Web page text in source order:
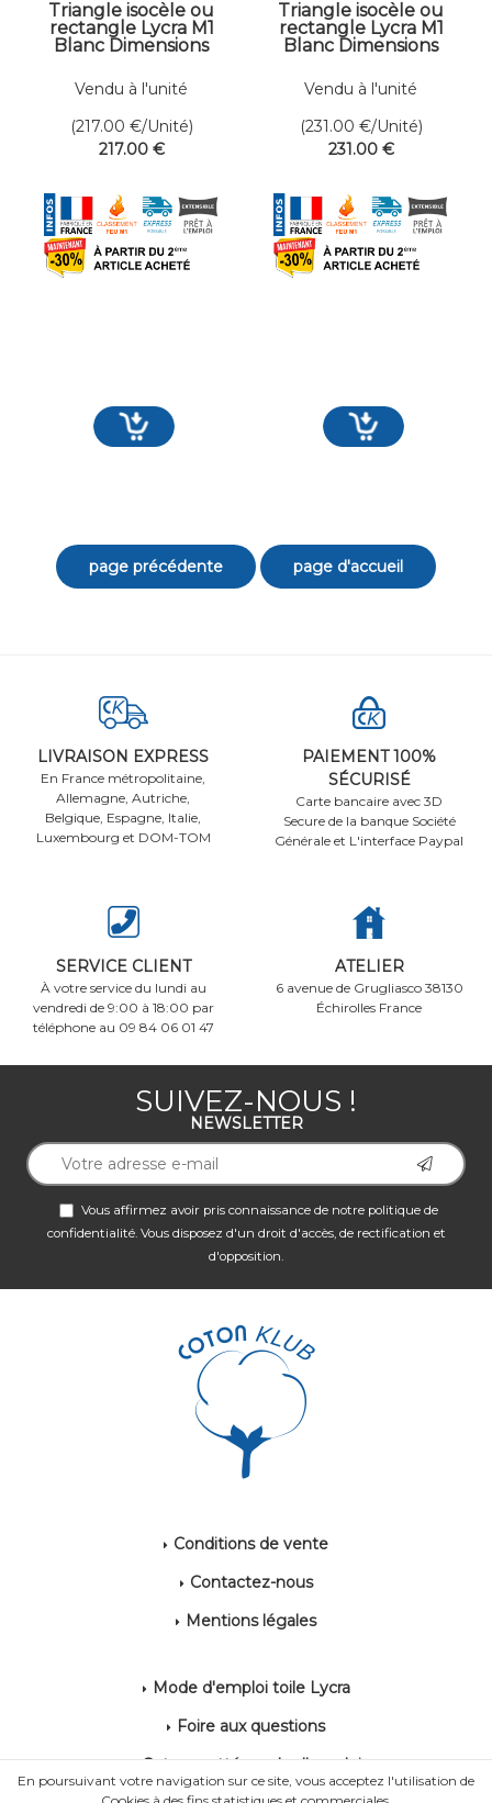
Triangle isocèle ou
rectangle Lycra M1
Blanc Dimensions
Vendu à l'unité
(217.00 €/Unité)
217.00 €
Triangle isocèle ou
rectangle Lycra M1
Blanc Dimensions
Vendu à l'unité
(231.00 €/Unité)
231 .00 €
LIVRAISON EXPRESS
En France métropolitaine,
Allemagne, Autriche,
Belgique, Espagne, Italie,
Luxembourg et DOM-TOM
PAIEMENT 100%
SÉCURISÉ
Carte bancaire avec 3D
Secure de la banque Société
Générale et L'interface Paypal
SERVICE CLIENT
À votre service du lundi au
vendredi de 9:00 à 18:00 par
téléphone au 09 84 06 01 47
ATELIER
6 avenue de Grugliasco 38130
Échirolles France
SUIVEZ-NOUS !
NEWSLETTER
Vous affirmez avoir pris connaissance de notre politique de
confidentialité. Vous disposez d'un droit d'accès, de rectification et
d'opposition.
Conditions de vente
Contactez-nous
Mentions légales
Mode d'emploi toile Lycra
Foire aux questions
Coton gratté mode d'emploi
En poursuivant votre navigation sur ce site, vous acceptez l'utilisation de